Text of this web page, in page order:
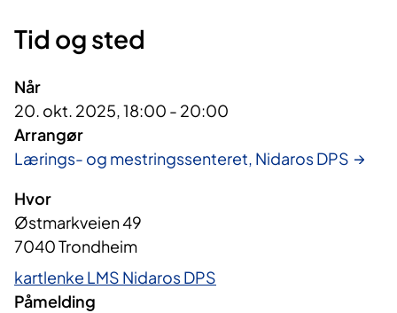
Tid og sted
Når
20. okt. 2025, 18:00 - 20:00
Arrangør
Lærings- og mestringssenteret, Nidaros DPS
Hvor
Østmarkveien 49
7040 Trondheim
kartlenke LMS Nidaros DPS
Påmelding